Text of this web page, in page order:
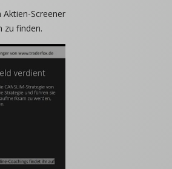
Screener
zu finden.